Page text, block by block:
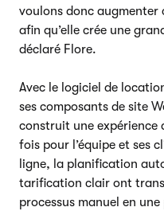
voulons donc
afin qu’elle crée une
déclaré Flore.
Avec le logiciel de
ses composants de site
construit une
fois pour l’équipe et ses
ligne, la planification
tarification clair ont
processus manuel en